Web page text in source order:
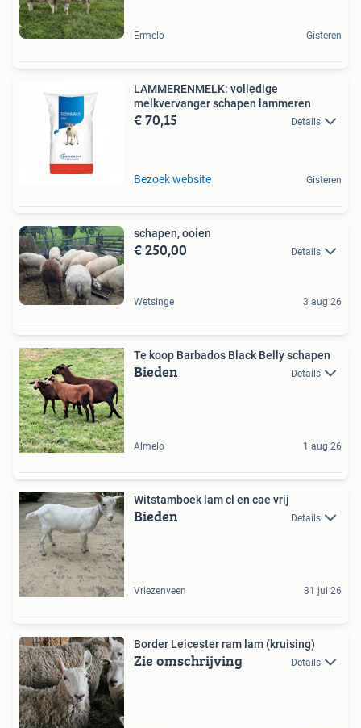
Ermelo Gisteren
LAMMERENMELK: volledige
melkvervanger schapen lammeren
€ 70,15 Details
Bezoek website Gisteren
schapen, ooien
€ 250,00 Details
Wetsinge 3 aug 26
Te koop Barbados Black Belly schapen
Bieden Details
Almelo 1 aug 26
Witstamboek lam cl en cae vrij
Bieden Details
Vriezenveen 31 jul 26
Border Leicester ram lam (kruising)
Zie omschrijving Details